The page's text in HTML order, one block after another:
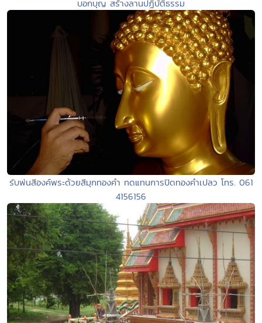
บอกบุญ สร้างลานปฏิบัติธรรม
รับพ่นสีองค์พระด้วยสีมุกทองคำ ทดแทนการปิดทองคำเปลว โทร. 061
4156156